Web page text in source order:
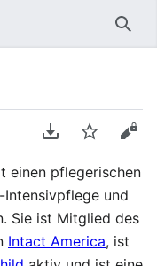
PDF
einen pflegerischen
und
Sie ist Mitglied des
Intact America, ist